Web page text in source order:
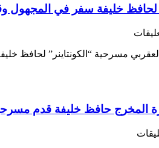
لحافظ خليفة سفر في المجهول
العقربي مسرحية “الكونتاينر”
حافظ خليفة قدم مسرحيته